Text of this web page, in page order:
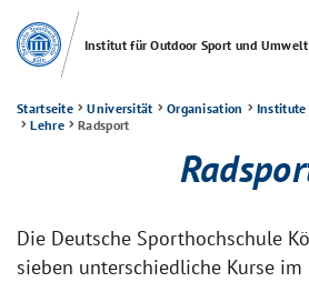
Institut für Outdoor Sport und
Startseite Universität Organisation Institute
Lehre
Radsport
Die Deutsche Sporthochschule
sieben unterschiedliche Kurse im